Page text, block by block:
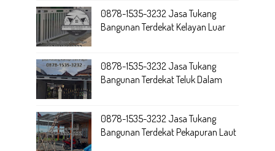
0878-1535-3232 Jasa Tukang
Bangunan Terdekat Kelayan Luar
0878-1535-3232 Jasa Tukang
Bangunan Terdekat Teluk Dalam
0878-1535-3232 Jasa Tukang
Bangunan Terdekat Pekapuran Laut